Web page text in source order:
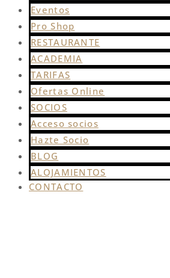
Eventos
Pro Shop
RESTAURANTE
ACADEMIA
TARIFAS
Ofertas Online
SOCIOS
Acceso socios
Hazte Socio
BLOG
ALOJAMIENTOS
CONTACTO